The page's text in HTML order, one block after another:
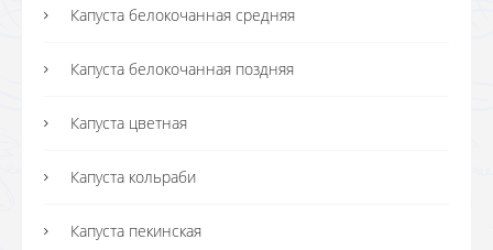
Капуста белокочанная средняя
Капуста белокочанная поздняя
Капуста цветная
Капуста кольраби
Капуста пекинская